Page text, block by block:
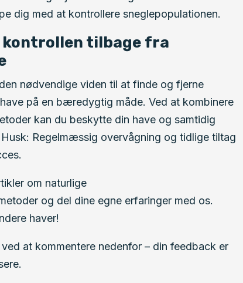
dig med at kontrollere sneglepopulationen.
kontrollen tilbage fra
nødvendige viden til at finde og fjerne
på en bæredygtig måde. Ved at kombinere
kan du beskytte din have og samtidig
Regelmæssig overvågning og tidlige tiltag
om naturlige
og del dine egne erfaringer med os.
haver!
at kommentere nedenfor – din feedback er